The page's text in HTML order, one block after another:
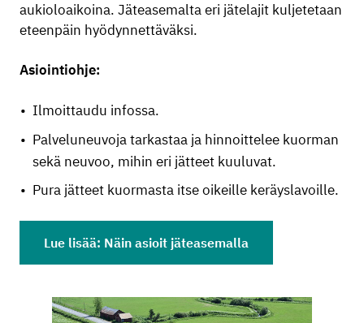
aukioloaikoina. Jäteasemalta eri jätelajit kuljetetaan
eteenpäin hyödynnettäväksi.
Asiointiohje:
Ilmoittaudu infossa.
Palveluneuvoja tarkastaa ja hinnoittelee kuorman
sekä neuvoo, mihin eri jätteet kuuluvat.
Pura jätteet kuormasta itse oikeille keräyslavoille.
Lue lisää: Näin asioit jäteasemalla